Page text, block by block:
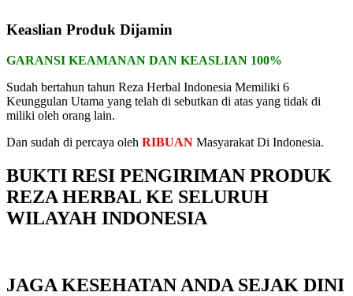
Keaslian Produk Dijamin
GARANSI KEAMANAN DAN KEASLIAN 100%
Sudah bertahun tahun Reza Herbal Indonesia Memiliki 6
Keunggulan Utama yang telah di sebutkan di atas yang tidak di
miliki oleh orang lain.
Dan sudah di percaya oleh RIBUAN Masyarakat Di Indonesia.
BUKTI RESI PENGIRIMAN PRODUK
REZA HERBAL KE SELURUH
WILAYAH INDONESIA
JAGA KESEHATAN ANDA SEJAK DINI